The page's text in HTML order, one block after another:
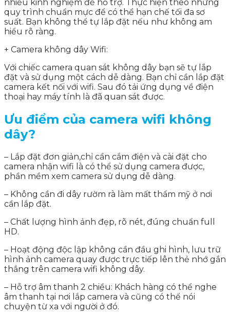
nhiều kinh nghiệm để hỗ trợ. Thực hiện theo những
quy trình chuẩn mực để có thể hạn chế tối đa sơ
suất. Bạn không thể tự lắp đặt nếu như không am
hiểu rõ ràng.
+ Camera không dây Wifi:
Với chiếc camera quan sát không dây bạn sẽ tự lắp
đặt và sử dụng một cách dễ dàng. Bạn chỉ cần lắp đặt
camera kết nối với wifi. Sau đó tải ứng dụng về điện
thoại hay máy tính là đã quan sát được.
Ưu điểm của camera wifi không
dây?
– Lắp đặt đơn giản,chỉ cần cắm điện và cài đặt cho
camera nhận wifi là có thể sử dụng camera được,
phần mềm xem camera sử dụng dễ dàng.
– Không cần đi dây rườm rà làm mất thẩm mỹ ở nơi
cần lắp đặt.
– Chất lượng hình ảnh đẹp, rõ nét, đúng chuẩn full
HD.
– Hoạt động độc lập không cần đầu ghi hình, lưu trữ
hình ảnh camera quay được trực tiếp lên thẻ nhớ gắn
thẳng trên camera wifi không dây.
– Hỗ trợ âm thanh 2 chiều: Khách hàng có thể nghe
âm thanh tại nơi lắp camera và cũng có thể nói
chuyện từ xa với người ở đó.